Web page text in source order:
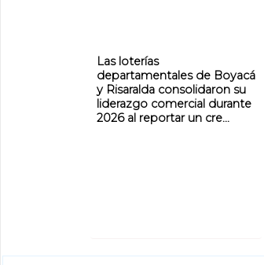
Las loterías
departamentales de Boyacá
y Risaralda consolidaron su
liderazgo comercial durante
2026 al reportar un cre...